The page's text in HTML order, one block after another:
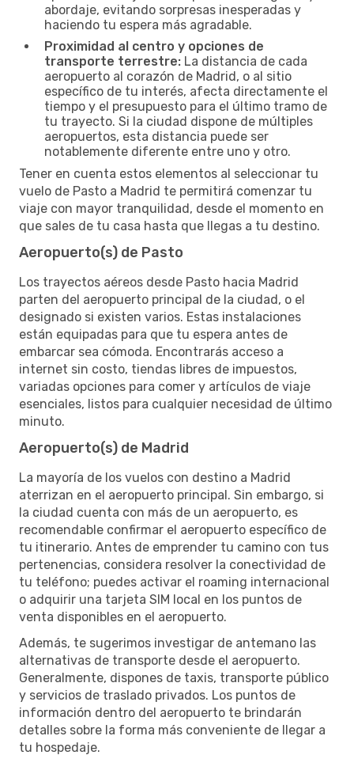
abordaje, evitando sorpresas inesperadas y
haciendo tu espera más agradable.
Proximidad al centro y opciones de
transporte terrestre: La distancia de cada
aeropuerto al corazón de Madrid, o al sitio
específico de tu interés, afecta directamente el
tiempo y el presupuesto para el último tramo de
tu trayecto. Si la ciudad dispone de múltiples
aeropuertos, esta distancia puede ser
notablemente diferente entre uno y otro.
Tener en cuenta estos elementos al seleccionar tu
vuelo de Pasto a Madrid te permitirá comenzar tu
viaje con mayor tranquilidad, desde el momento en
que sales de tu casa hasta que llegas a tu destino.
Aeropuerto(s) de Pasto
Los trayectos aéreos desde Pasto hacia Madrid
parten del aeropuerto principal de la ciudad, o el
designado si existen varios. Estas instalaciones
están equipadas para que tu espera antes de
embarcar sea cómoda. Encontrarás acceso a
internet sin costo, tiendas libres de impuestos,
variadas opciones para comer y artículos de viaje
esenciales, listos para cualquier necesidad de último
minuto.
Aeropuerto(s) de Madrid
La mayoría de los vuelos con destino a Madrid
aterrizan en el aeropuerto principal. Sin embargo, si
la ciudad cuenta con más de un aeropuerto, es
recomendable confirmar el aeropuerto específico de
tu itinerario. Antes de emprender tu camino con tus
pertenencias, considera resolver la conectividad de
tu teléfono; puedes activar el roaming internacional
o adquirir una tarjeta SIM local en los puntos de
venta disponibles en el aeropuerto.
Además, te sugerimos investigar de antemano las
alternativas de transporte desde el aeropuerto.
Generalmente, dispones de taxis, transporte público
y servicios de traslado privados. Los puntos de
información dentro del aeropuerto te brindarán
detalles sobre la forma más conveniente de llegar a
tu hospedaje.